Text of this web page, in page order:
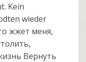
Kein
wieder
жжет меня,
Вернуть